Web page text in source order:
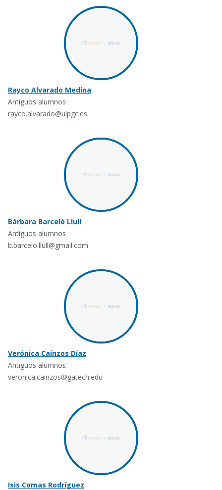
Rayco Alvarado Medina
Antiguos alumnos
rayco.alvarado@ulpgc.es
Bárbara Barceló Llull
Antiguos alumnos
b.barcelo.llull@gmail.com
Verónica Caínzos Díaz
Antiguos alumnos
veronica.cainzos@gatech.edu
Isis Comas Rodríguez